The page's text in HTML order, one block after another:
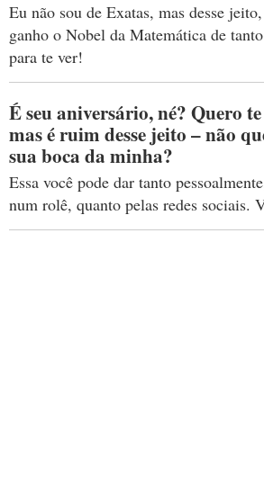
Eu não sou de Exatas, mas desse
ganho o Nobel da Matemática de
para te ver!
É seu aniversário, né? Quero
mas é ruim desse jeito – não
sua boca da minha?
Essa você pode dar tanto
num rolê, quanto pelas redes sociais.